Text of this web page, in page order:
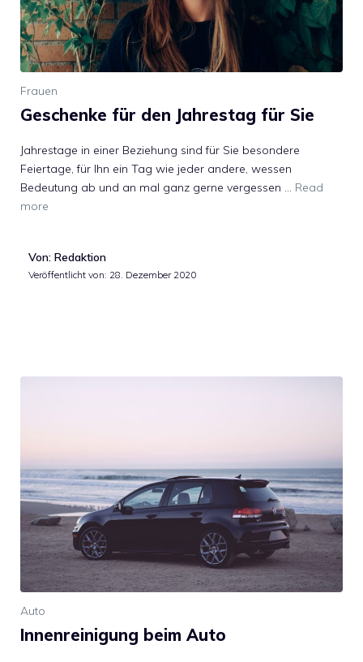
Frauen
Geschenke für den Jahrestag für Sie
Jahrestage in einer Beziehung sind für Sie besondere
Feiertage, für Ihn ein Tag wie jeder andere, wessen
Bedeutung ab und an mal ganz gerne vergessen … Read
more
Von: Redaktion
Veröffentlicht von: 28. Dezember 2020
Auto
Innenreinigung beim Auto